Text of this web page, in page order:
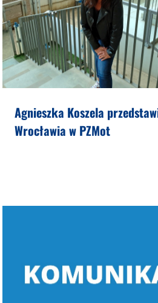
Agnieszka Koszela
Wrocławia w PZMot